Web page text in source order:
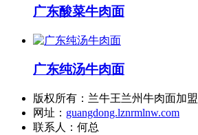
广东酸菜牛肉面
广东纯汤牛肉面
版权所有：兰牛王兰州牛肉面加盟
网址： guangdong.lznrmlnw.com
联系人：何总